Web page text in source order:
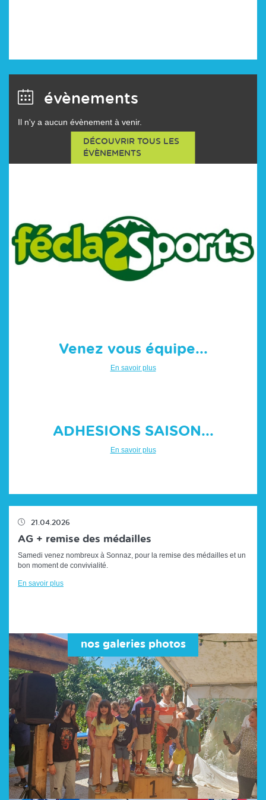
évènements
Il n'y a aucun évènement à venir.
DÉCOUVRIR TOUS LES
ÉVÈNEMENTS
Venez vous équipe...
En savoir plus
ADHESIONS SAISON...
En savoir plus
21.04.2026
AG + remise des médailles
Samedi venez nombreux à Sonnaz, pour la remise des médailles et un
bon moment de convivialité.
En savoir plus
nos galeries photos